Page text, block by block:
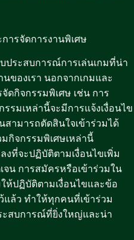
ารจัดการงานพิเศษ
บประสบการณ์การเล่นเกมที่น่า
ของเรา นอกจากเกมและ
ดกิจกรรมพิเศษ เช่น การ
รมเหล่านี้จะมีการแจ้งเงื่อนไข
ามารถตัดสินใจเข้าร่วมได้
มกิจกรรมพิเศษเหล่านี้
ที่จะปฏิบัติตามเงื่อนไขเพิ่ม
จน การสมัครหรือเข้าร่วมใน
ห้ปฏิบัติตามเงื่อนไขและข้อ
ล้ว ทำให้ทุกคนที่เข้าร่วม
ะสบการณ์ที่ยิ่งใหญ่และน่า